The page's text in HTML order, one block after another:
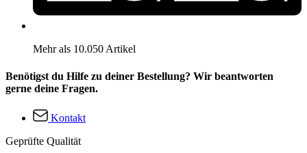
Mehr als 10.050 Artikel
Benötigst du Hilfe zu deiner Bestellung? Wir beantworten
gerne deine Fragen.
Kontakt
Geprüfte Qualität